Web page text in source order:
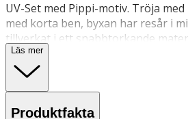
UV-Set med Pippi-motiv. Tröja
med korta ben, byxan har resår i
tillverkat i ett snabbtorkande
blockerar 98% av solens farliga
storfavorit hos barnfamiljer. Med
40 grader, ingen tumling. Använd
Läs mer
Produktfakta